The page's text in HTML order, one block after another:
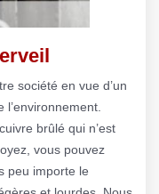
société en vue d’un
brûlé qui n’est
vous pouvez
peu importe le